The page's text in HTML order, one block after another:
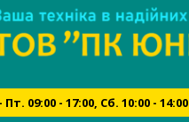
09:00 - 17:00, Сб. 10:00 - 14:00